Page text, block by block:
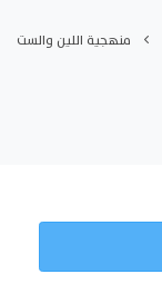
منهجية اللين والست